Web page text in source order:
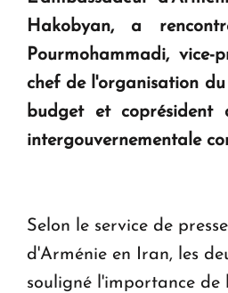
KASA : 30 ans d'audace, de
en Arménie
Le premier hôtel Hyatt
Hakobyan, a
Pourmohammadi, vice-
chef de l'organisation
budget et coprésident
intergouvernementale
Selon le service de
d'Arménie en Iran, les
souligné l'importance de